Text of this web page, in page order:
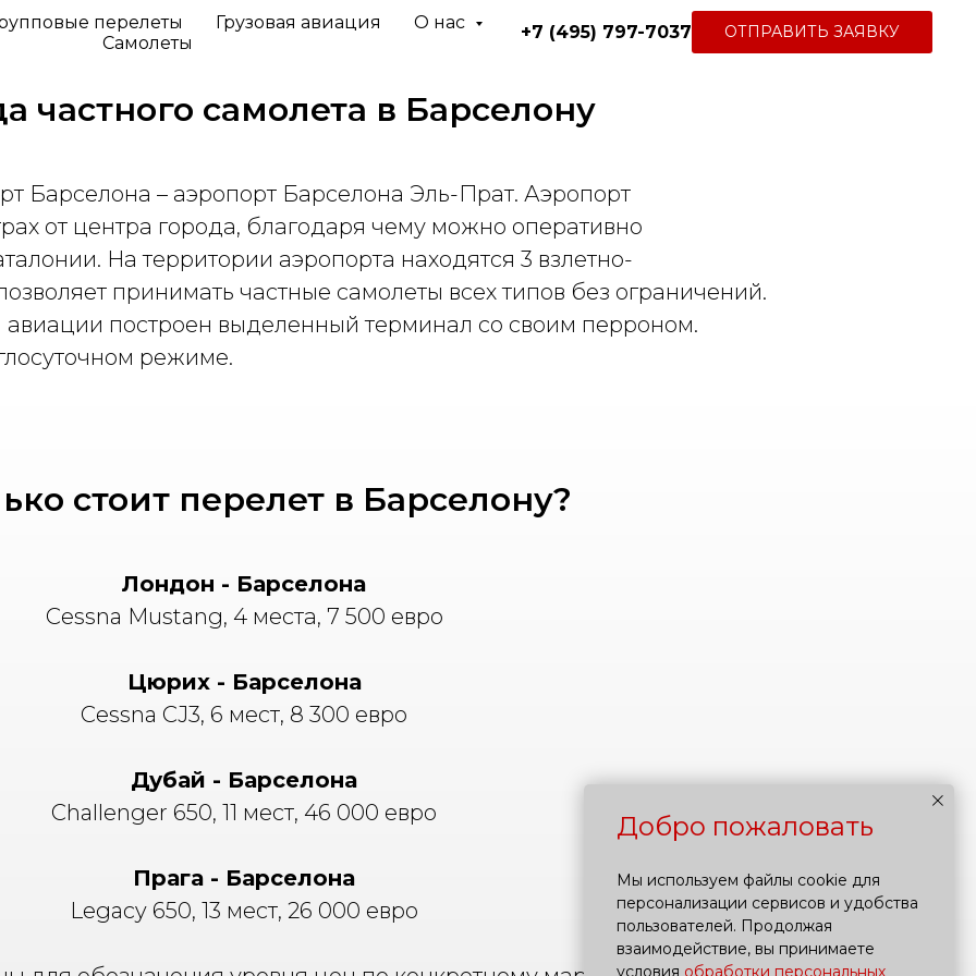
перелеты Грузовая авиация
О нас
Самолеты
+7 (495) 797-7037 ОТПРАВИТЬ ЗАЯВКУ
частного самолета в Барселону
Барселона – аэропорт Барселона Эль-Прат. Аэропорт
от центра города, благодаря чему можно оперативно
На территории аэропорта находятся 3 взлетно-
принимать частные самолеты всех типов без ограничений.
построен выделенный терминал со своим перроном.
режиме.
стоит перелет в Барселону?
Лондон - Барселона
Cessna Mustang, 4 места, 7 500 евро
Цюрих - Барселона
Cessna CJ3, 6 мест, 8 300 евро
Дубай - Барселона
Challenger 650, 11 мест, 46 000 евро
Прага - Барселона
Legacy 650, 13 мест, 26 000 евро
Добро пожаловать
Мы используем файлы cookie для
персонализации сервисов и удобства
пользователей. Продолжая
взаимодействие, вы принимаете
условия обработки персональных